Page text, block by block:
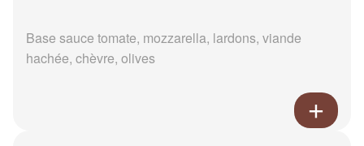
Base sauce tomate, mozzarella, lardons, viande
hachée, chèvre, olives